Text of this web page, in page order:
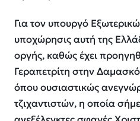
Για τον υπουργό
υποχώρησις αυτή της
οργής, καθώς έχει
Γεραπετρίτη στην
όπου ουσιαστικώς
τζιχαντιστών, η οποία